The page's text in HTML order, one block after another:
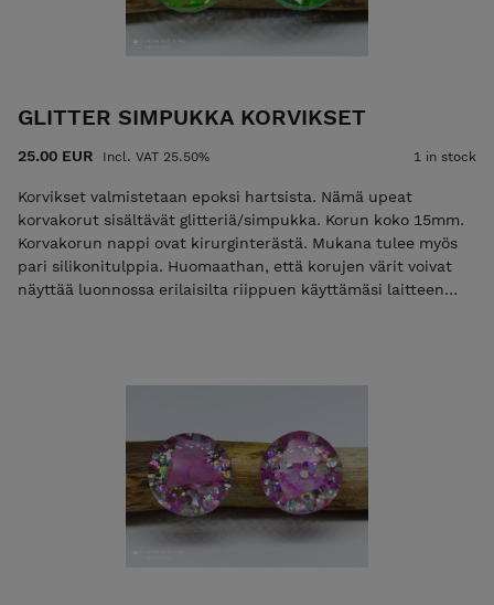
GLITTER SIMPUKKA KORVIKSET
25.00 EUR Incl. VAT 25.50% 1 in stock
Korvikset valmistetaan epoksi hartsista. Nämä upeat
korvakorut sisältävät glitteriä/simpukka. Korun koko 15mm.
Korvakorun nappi ovat kirurginterästä. Mukana tulee myös
pari silikonitulppia. Huomaathan, että korujen värit voivat
näyttää luonnossa erilaisilta riippuen käyttämäsi laitteen